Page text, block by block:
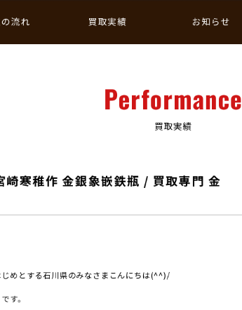
流れ 買取実績 お知らせ
Performance
買取実績
崎寒稚作 金銀象嵌鉄瓶 / 買取専門 金
めとする石川県のみなさまこんにちは(^^)/
す。